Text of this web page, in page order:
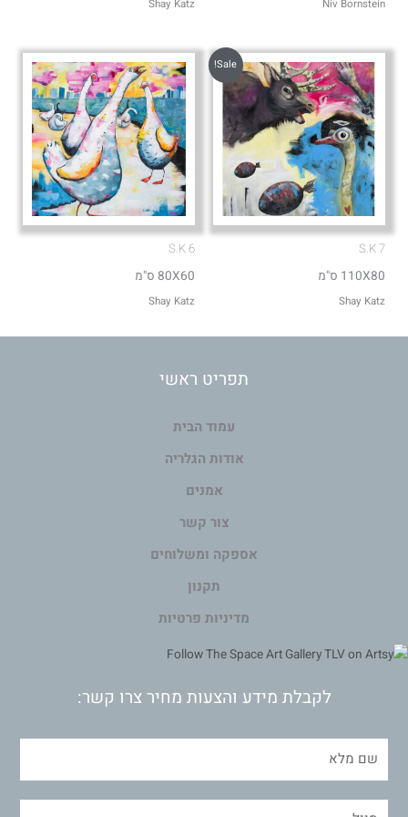
Niv Bornstein
Shay Katz
Sale!
S.K 7
110X80 ס"מ
Shay Katz
S.K 6
80X60 ס"מ
Shay Katz
תפריט ראשי
עמוד הבית
אודות הגלריה
אמנים
צור קשר
אספקה ומשלוחים
תקנון
מדיניות פרטיות
לקבלת מידע והצעות מחיר צרו קשר: